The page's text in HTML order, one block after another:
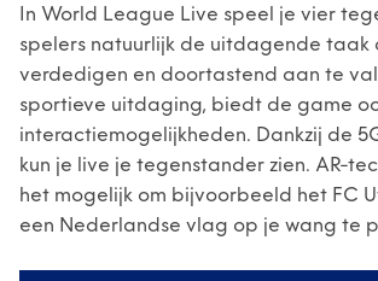
In World League Live speel je vier
spelers natuurlijk de uitdagende taak
verdedigen en doortastend aan te
sportieve uitdaging, biedt de game
interactiemogelijkheden. Dankzij de
kun je live je tegenstander zien. AR-
het mogelijk om bijvoorbeeld het FC
een Nederlandse vlag op je wang te